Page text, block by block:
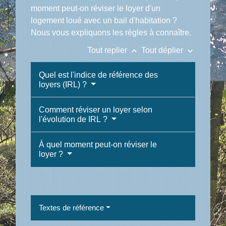
moment peut-on réviser le loyer d'un
logement loué avec un bail d'habitation ?
Nous vous expliquons les règles à connaître.
Tout replier keyboard_arrow_up Tout déplier keyboard_arrow_down
Quel est l'indice de référence des
loyers (IRL) ?
Comment réviser un loyer selon
l'évolution de IRL ?
À quel moment peut-on réviser le
loyer ?
Textes de référence